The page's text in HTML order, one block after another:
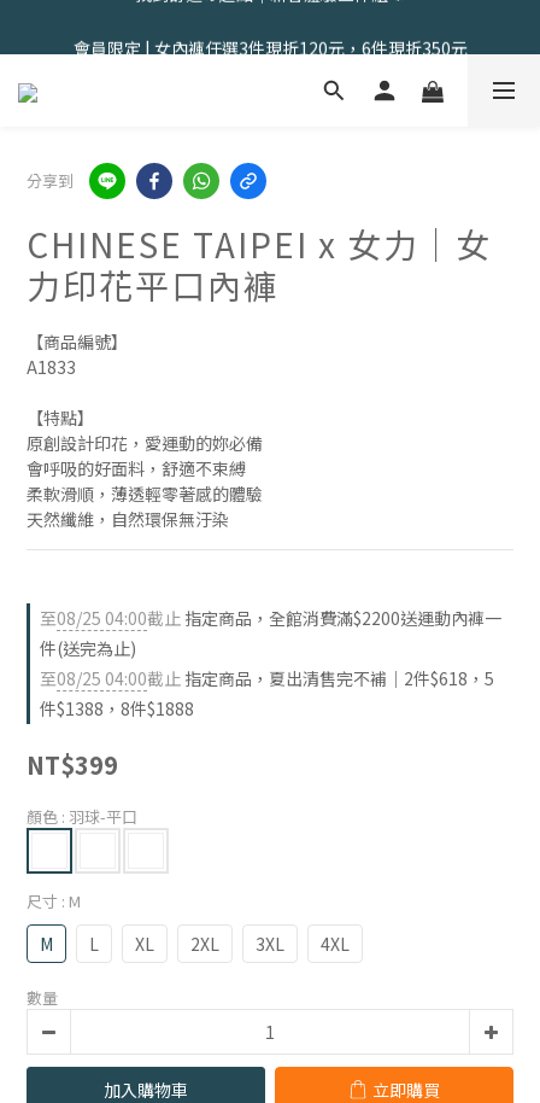
分享到
CHINESE TAIPEI x 女力｜女
力印花平口內褲
【商品編號】
A1833
【特點】
原創設計印花，愛運動的妳必備
會呼吸的好面料，舒適不束縛
柔軟滑順，薄透輕零著感的體驗
天然纖維，自然環保無汙染
至08/25 04:00截止 指定商品，全館消費滿$2200送運動內褲一
件(送完為止)
至08/25 04:00截止 指定商品，夏出清售完不補｜2件$618，5
件$1388，8件$1888
NT$399
顏色 : 羽球-平口
尺寸 : M
M L XL 2XL 3XL 4XL
數量
加入購物車 立即購買